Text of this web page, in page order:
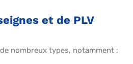
et de PLV
nombreux types, notamment :